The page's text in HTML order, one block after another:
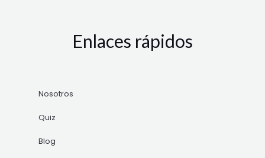
Enlaces rápidos
Nosotros
Quiz
Blog